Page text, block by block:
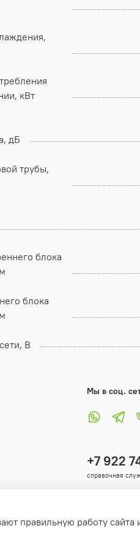
кВт
дБ
трубы,
блока
блока
В
Мы в соц.
+7 922
справочная
правильную работу сайта